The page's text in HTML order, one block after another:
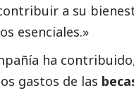
a su
esenciales.»
ha
gastos de las